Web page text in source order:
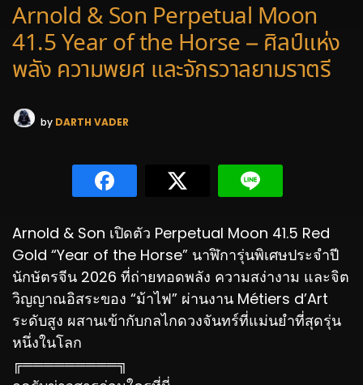
Arnold & Son Perpetual Moon
41.5 Year of the Horse – ศิลป์แห่ง
พลัง ความพยศ และจักรวาลยามราตรี
by DARTH VADER
Arnold & Son เปิดตัว Perpetual Moon 41.5 Red
Gold “Year of the Horse” นาฬิการุ่นพิเศษประจำปี
นักษัตรจีน 2026 ที่ถ่ายทอดพลัง ความสง่างาม และจิต
วิญญาณอิสระของ “ม้าไฟ” ผ่านงาน Métiers d’Art
ระดับสูง ผสานเข้ากับกลไกดวงจันทร์ที่แม่นยำที่สุดรุ่น
หนึ่งในโลก
╔═════════╗